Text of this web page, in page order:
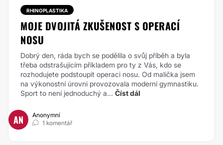
RHINOPLASTIKA
MOJE DVOJITÁ ZKUŠENOST S OPERACÍ
NOSU
Dobrý den, ráda bych se podělila o svůj příběh a byla
třeba odstrašujícím příkladem pro ty z Vás, kdo se
rozhodujete podstoupit operaci nosu. Od malička jsem
na výkonostní úrovni provozovala moderní gymnastiku.
Sport to není jednoduchý a... Číst dál
AN
Anonymní
1 komentář